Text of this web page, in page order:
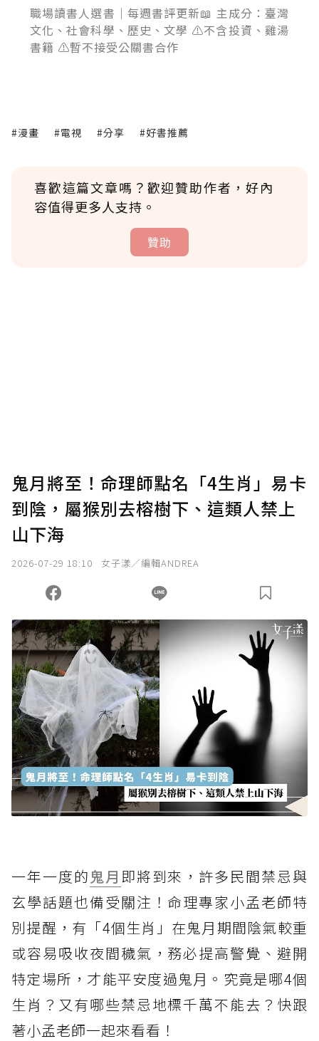
職場讀書人選書｜每週書評更新📖 主成分：臺灣
文化、社會科學、歷史、文學 ⚠️不含投資、雞湯
書籍 ⚠️暫不接受公關書合作
#漫畫 #電視 #分享 #好書推薦
喜歡這篇文章嗎？歡迎贊助作者，好內
容值得更多人支持。
贊助
確認送出
您當前剩餘 U 利點數：0點；前往 購買點數
鬼月將至！命理師點名「4生肖」易卡
到陰，屬猴別去榕樹下、這類人禁上
山下海
2026-07-29 18:10 女子漾／編輯ANDREA
一年一度的鬼月 即將到來，許多民間禁忌與
玄學話題也備受關注！命理專家小孟老師特
別提醒，有「4個生肖」在鬼月期間陰氣較重
或容易吸收夜間穢氣，務必提高警覺、避開
特定場所，才能平安度過鬼月。究竟是哪4個
生肖？又有哪些禁忌地標千萬不能去？快跟
著小孟老師一起來看看！